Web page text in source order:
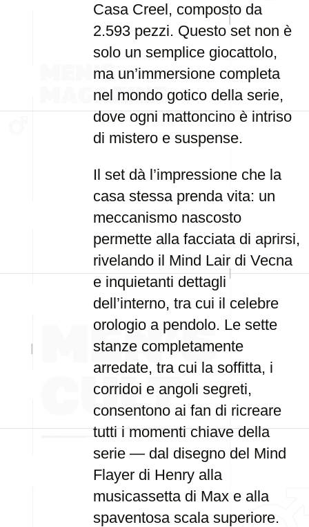
Casa Creel, composto da
2.593 pezzi. Questo set non è
solo un semplice giocattolo,
ma un’immersione completa
nel mondo gotico della serie,
dove ogni mattoncino è intriso
di mistero e suspense.
Il set dà l’impressione che la
casa stessa prenda vita: un
meccanismo nascosto
permette alla facciata di aprirsi,
rivelando il Mind Lair di Vecna
e inquietanti dettagli
dell’interno, tra cui il celebre
orologio a pendolo. Le sette
stanze completamente
arredate, tra cui la soffitta, i
corridoi e angoli segreti,
consentono ai fan di ricreare
tutti i momenti chiave della
serie — dal disegno del Mind
Flayer di Henry alla
musicassetta di Max e alla
spaventosa scala superiore.